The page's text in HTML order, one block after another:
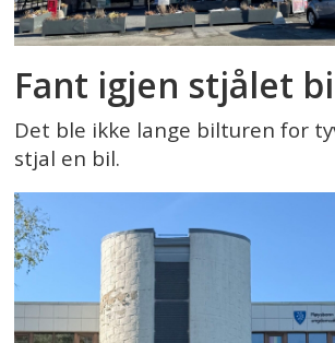
Fant igjen stjålet
Det ble ikke lange bilturen for
stjal en bil.